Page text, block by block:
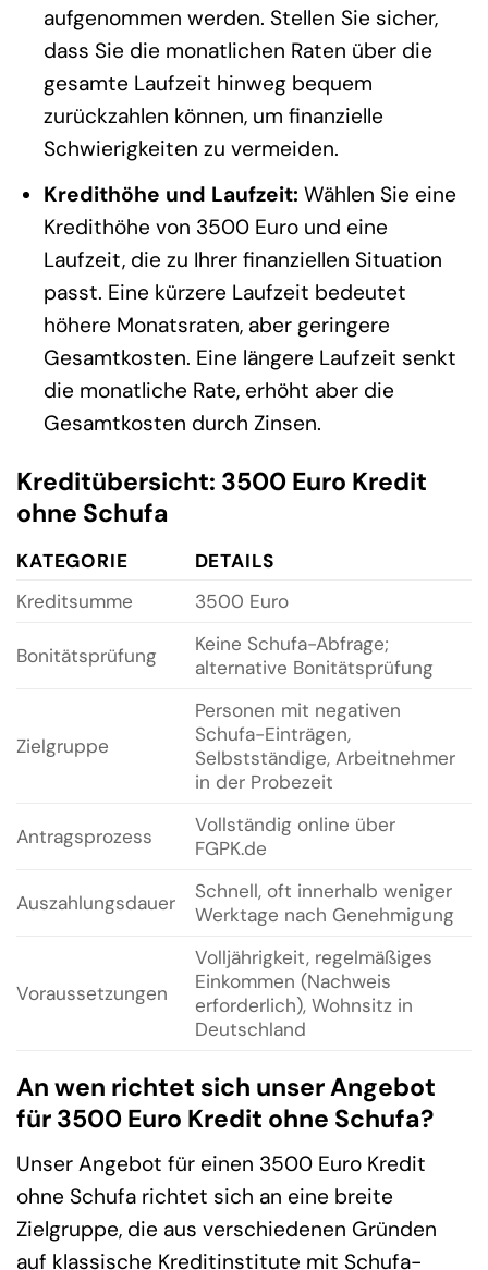
aufgenommen werden. Stellen Sie sicher,
dass Sie die monatlichen Raten über die
gesamte Laufzeit hinweg bequem
zurückzahlen können, um finanzielle
Schwierigkeiten zu vermeiden.
Kredithöhe und Laufzeit: Wählen Sie eine
Kredithöhe von 3500 Euro und eine
Laufzeit, die zu Ihrer finanziellen Situation
passt. Eine kürzere Laufzeit bedeutet
höhere Monatsraten, aber geringere
Gesamtkosten. Eine längere Laufzeit senkt
die monatliche Rate, erhöht aber die
Gesamtkosten durch Zinsen.
Kreditübersicht: 3500 Euro Kredit
ohne Schufa
KATEGORIE
DETAILS
Kreditsumme
3500 Euro
Bonitätsprüfung
Keine Schufa-Abfrage;
alternative Bonitätsprüfung
Zielgruppe
Personen mit negativen
Schufa-Einträgen,
Selbstständige, Arbeitnehmer
in der Probezeit
Antragsprozess
Vollständig online über
FGPK.de
Auszahlungsdauer
Schnell, oft innerhalb weniger
Werktage nach Genehmigung
Voraussetzungen
Volljährigkeit, regelmäßiges
Einkommen (Nachweis
erforderlich), Wohnsitz in
Deutschland
An wen richtet sich unser Angebot
für 3500 Euro Kredit ohne Schufa?
Unser Angebot für einen 3500 Euro Kredit
ohne Schufa richtet sich an eine breite
Zielgruppe, die aus verschiedenen Gründen
auf klassische Kreditinstitute mit Schufa-